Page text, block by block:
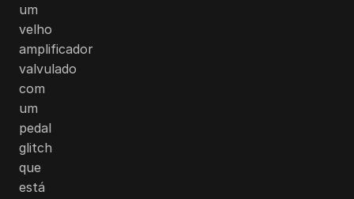
um
velho
amplificador
valvulado
com
um
pedal
glitch
que
está